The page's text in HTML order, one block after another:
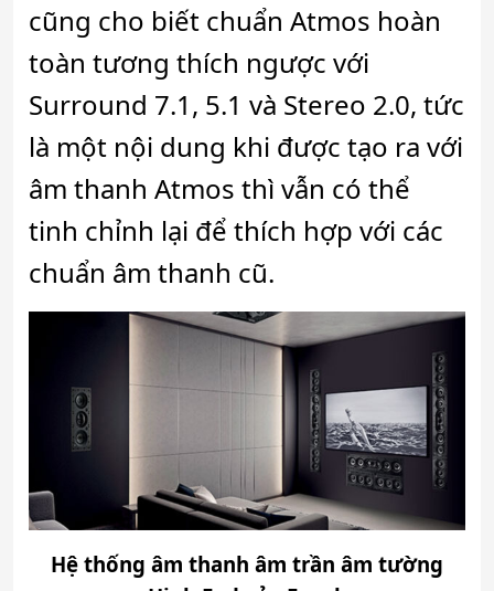
cũng cho biết chuẩn Atmos hoàn
toàn tương thích ngược với
Surround 7.1, 5.1 và Stereo 2.0, tức
là một nội dung khi được tạo ra với
âm thanh Atmos thì vẫn có thể
tinh chỉnh lại để thích hợp với các
chuẩn âm thanh cũ.
Hệ thống âm thanh âm trần âm tường